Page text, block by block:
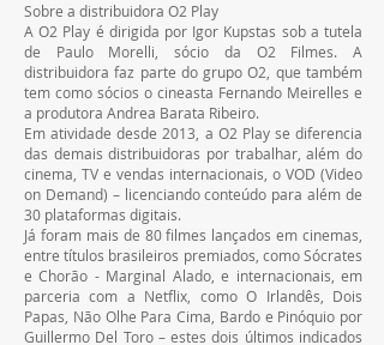
Sobre a distribuidora O2 Play
A O2 Play é dirigida por Igor Kupstas sob a tutela
de Paulo Morelli, sócio da O2 Filmes. A
distribuidora faz parte do grupo O2, que também
tem como sócios o cineasta Fernando Meirelles e
a produtora Andrea Barata Ribeiro.
Em atividade desde 2013, a O2 Play se diferencia
das demais distribuidoras por trabalhar, além do
cinema, TV e vendas internacionais, o VOD (Video
on Demand) – licenciando conteúdo para além de
30 plataformas digitais.
Já foram mais de 80 filmes lançados em cinemas,
entre títulos brasileiros premiados, como Sócrates
e Chorão - Marginal Alado, e internacionais, em
parceria com a Netflix, como O Irlandês, Dois
Papas, Não Olhe Para Cima, Bardo e Pinóquio por
Guillermo Del Toro – estes dois últimos indicados